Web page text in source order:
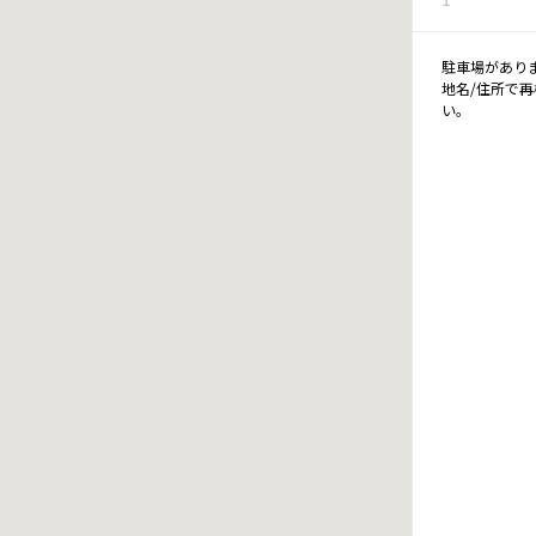
駐車場があり
地名/住所で
い。